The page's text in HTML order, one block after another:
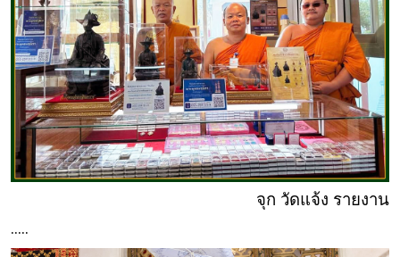
จุก วัดแจ้ง รายงาน
.....